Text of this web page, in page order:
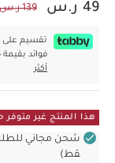
49 ر.س 139 ر.س
فوائد بقيمة
أكثر
هذا المنتج غير متوفر
قط)